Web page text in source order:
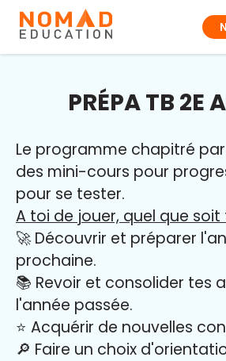
PRÉPA TB 2E
Le programme chapitré
des mini-cours pour
pour se tester.
A toi de jouer, quel que
🚀 Découvrir et préparer
prochaine.
📚 Revoir et consolider tes
l'année passée.
⭐️ Acquérir de nouvelles
🔎 Faire un choix